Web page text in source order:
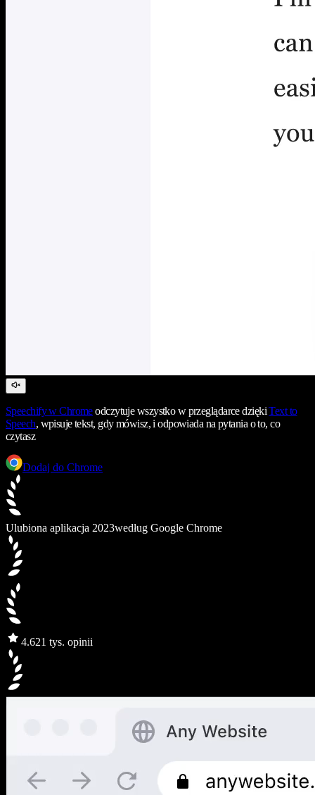
Speechifyw Chromeodczytuje wszystko w przeglądarce dziękiText to
Speech, wpisuje tekst, gdy mówisz, i odpowiada na pytania o to, co
czytasz
Dodaj do Chrome
Ulubiona aplikacja 2023według Google Chrome
4.621 tys. opinii